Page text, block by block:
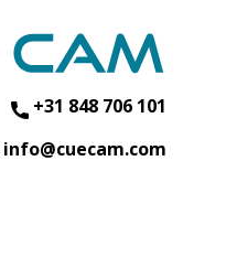
+31 848 706 101
info@cuecam.com